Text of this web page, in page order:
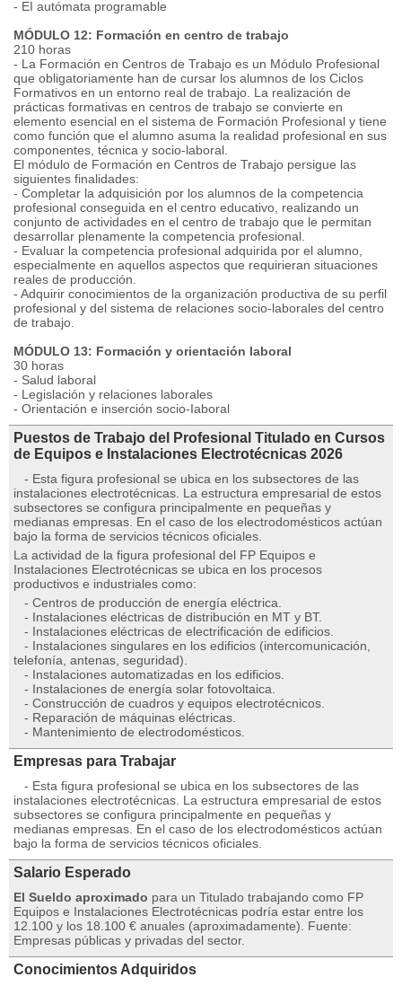
- EI autómata programable
MÓDULO 12: Formación en centro de trabajo
210 horas
- La Formación en Centros de Trabajo es un Módulo Profesional
que obligatoriamente han de cursar los alumnos de los Ciclos
Formativos en un entorno real de trabajo. La realización de
prácticas formativas en centros de trabajo se convierte en
elemento esencial en el sistema de Formación Profesional y tiene
como función que el alumno asuma la realidad profesional en sus
componentes, técnica y socio-laboral.
El módulo de Formación en Centros de Trabajo persigue las
siguientes finalidades:
- Completar la adquisición por los alumnos de la competencia
profesional conseguida en el centro educativo, realizando un
conjunto de actividades en el centro de trabajo que le permitan
desarrollar plenamente la competencia profesional.
- Evaluar la competencia profesional adquirida por el alumno,
especialmente en aquellos aspectos que requirieran situaciones
reales de producción.
- Adquirir conocimientos de la organización productiva de su perfil
profesional y del sistema de relaciones socio-laborales del centro
de trabajo.
MÓDULO 13: Formación y orientación laboral
30 horas
- Salud laboral
- Legislación y relaciones laborales
- Orientación e inserción socio-Iaboral
Puestos de Trabajo del Profesional Titulado en Cursos
de Equipos e Instalaciones Electrotécnicas 2026
- Esta figura profesional se ubica en los subsectores de las
instalaciones electrotécnicas. La estructura empresarial de estos
subsectores se configura principalmente en pequeñas y
medianas empresas. En el caso de los electrodomésticos actúan
bajo la forma de servicios técnicos oficiales.
La actividad de la figura profesional del FP Equipos e
Instalaciones Electrotécnicas se ubica en los procesos
productivos e industriales como:
- Centros de producción de energía eléctrica.
- Instalaciones eléctricas de distribución en MT y BT.
- Instalaciones eléctricas de electrificación de edificios.
- Instalaciones singulares en los edificios (intercomunicación,
telefonía, antenas, seguridad).
- Instalaciones automatizadas en los edificios.
- Instalaciones de energía solar fotovoltaica.
- Construcción de cuadros y equipos electrotécnicos.
- Reparación de máquinas eléctricas.
- Mantenimiento de electrodomésticos.
Empresas para Trabajar
- Esta figura profesional se ubica en los subsectores de las
instalaciones electrotécnicas. La estructura empresarial de estos
subsectores se configura principalmente en pequeñas y
medianas empresas. En el caso de los electrodomésticos actúan
bajo la forma de servicios técnicos oficiales.
Salario Esperado
El Sueldo aproximado para un Titulado trabajando como FP
Equipos e Instalaciones Electrotécnicas podría estar entre los
12.100 y los 18.100 € anuales (aproximadamente). Fuente:
Empresas públicas y privadas del sector.
Conocimientos Adquiridos